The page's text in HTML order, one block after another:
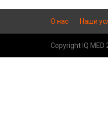
О нас Наши
Copyright IQ MED